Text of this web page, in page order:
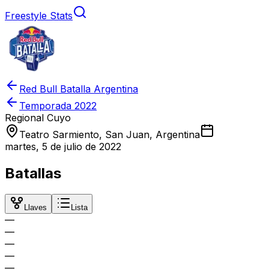
Freestyle Stats
Red Bull Batalla Argentina
Temporada 2022
Regional Cuyo
Teatro Sarmiento, San Juan, Argentina
martes, 5 de julio de 2022
Batallas
Llaves Lista
—
—
—
—